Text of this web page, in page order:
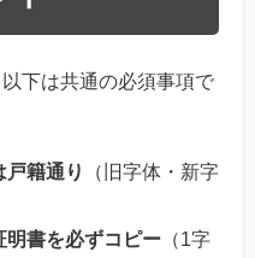
下は共通の必須事項で
籍通り
（旧字体・新字
明書を必ずコピー （1字